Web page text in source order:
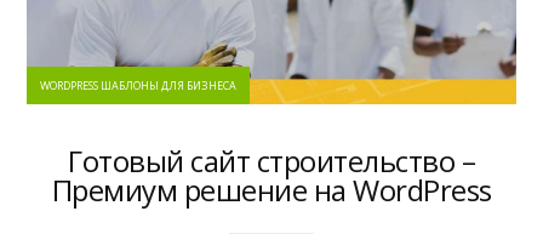
WORDPRESS ШАБЛОНЫ ДЛЯ БИЗНЕСА
Готовый сайт строительство –
Премиум решение на WordPress